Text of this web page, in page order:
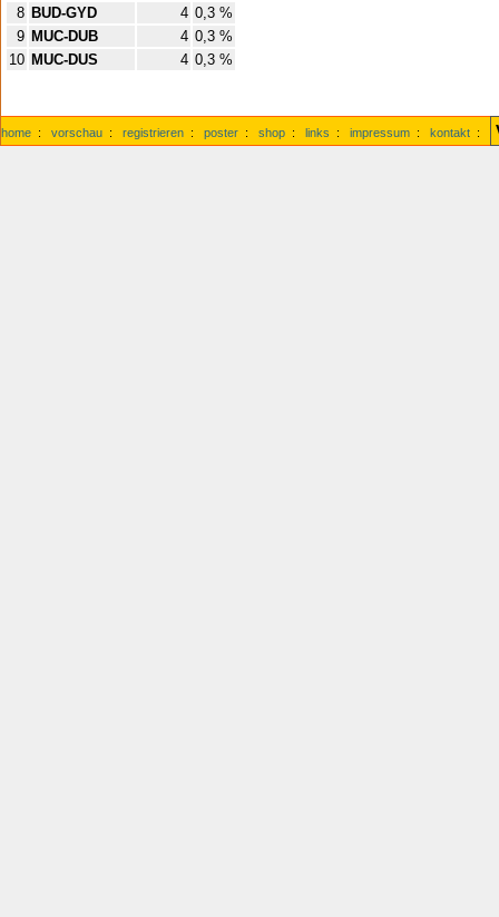
8 BUD-GYD 4 0,3 %
9 MUC-DUB 4 0,3 %
10 MUC-DUS 4 0,3 %
home : vorschau : registrieren : poster : shop : links : impressum : kontakt :